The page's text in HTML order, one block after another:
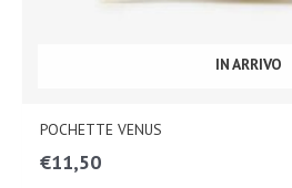
IN ARRIVO
POCHETTE VENUS
€11,50